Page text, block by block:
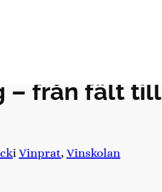
– från fält
iVinprat, Vinskolan